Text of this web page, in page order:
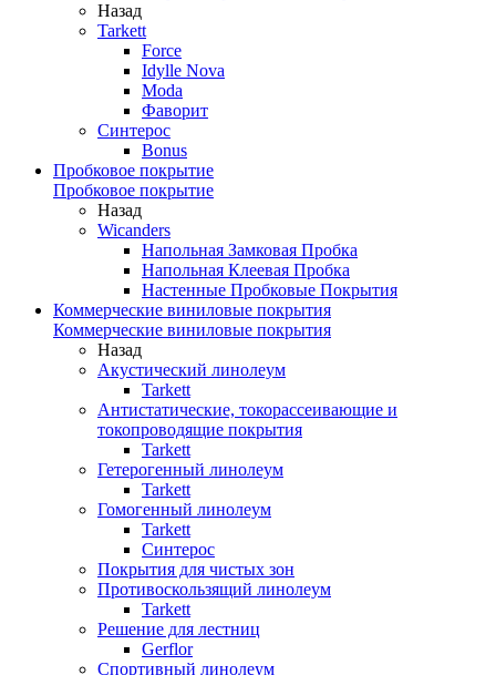
Назад
Tarkett
Force
Idylle Nova
Moda
Фаворит
Синтерос
Bonus
Пробковое покрытие
Пробковое покрытие
Назад
Wicanders
Напольная Замковая Пробка
Напольная Клеевая Пробка
Настенные Пробковые Покрытия
Коммерческие виниловые покрытия
Коммерческие виниловые покрытия
Назад
Акустический линолеум
Tarkett
Антистатические, токорассеивающие и
токопроводящие покрытия
Tarkett
Гетерогенный линолеум
Tarkett
Гомогенный линолеум
Tarkett
Синтерос
Покрытия для чистых зон
Противоскользящий линолеум
Tarkett
Решение для лестниц
Gerflor
Спортивный линолеум